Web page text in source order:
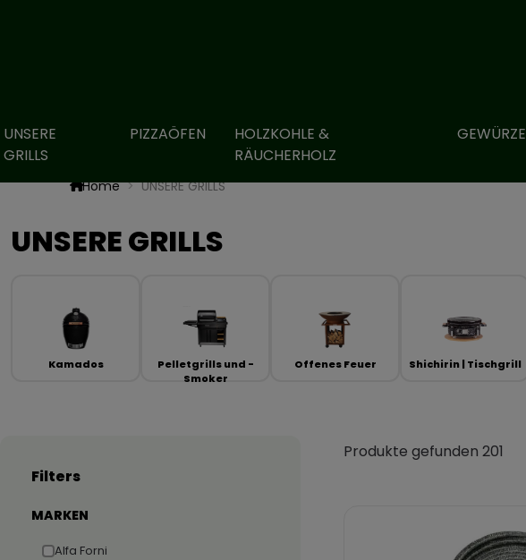
UNSERE
GRILLS
PIZZAÖFEN
HOLZKOHLE &
RÄUCHERHOLZ
GEWÜRZE
Home UNSERE GRILLS
UNSERE GRILLS
Kamados
Pelletgrills und -
Smoker
Offenes Feuer Shichirin | Tischgrill
Filters
MARKEN
Alfa Forni
Produkte gefunden 201